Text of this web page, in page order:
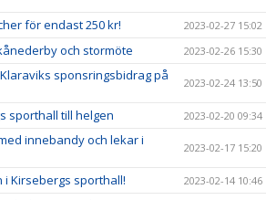
för endast 250 kr! 2023-02-27 15:02
och stormöte 2023-02-26 15:30
sponsringsbidrag på
2023-02-24 13:50
sporthall till helgen 2023-02-20 09:34
innebandy och lekar i
2023-02-17 15:20
i Kirsebergs sporthall! 2023-02-14 10:46